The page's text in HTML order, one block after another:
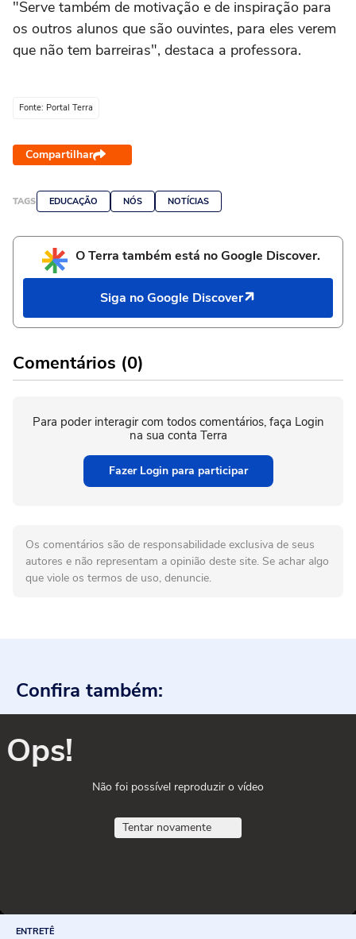
"Serve também de motivação e de inspiração para
os outros alunos que são ouvintes, para eles verem
que não tem barreiras", destaca a professora.
Fonte: Portal Terra
Compartilhar
TAGS EDUCAÇÃO NÓS NOTÍCIAS
O Terra também está no Google Discover.
Siga no Google Discover
Comentários (0)
Para poder interagir com todos comentários, faça Login
na sua conta Terra
Fazer Login para participar
Os comentários são de responsabilidade exclusiva de seus
autores e não representam a opinião deste site. Se achar algo
que viole os termos de uso, denuncie.
Confira também:
Ops!
Não foi possível reproduzir o vídeo
Tentar novamente
ENTRETÊ